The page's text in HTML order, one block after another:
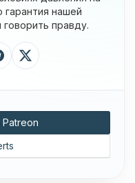
нашей
правду.